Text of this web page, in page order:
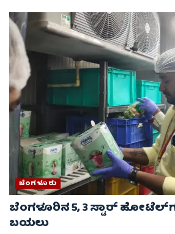
ಬೆಂಗಳೂರು
ಬೆಂಗಳೂರಿನ 5, 3 ಸ್ಟಾರ್​​​​
ಬಯಲು